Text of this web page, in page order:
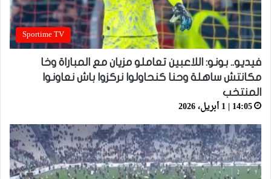
Sportime TV
فيديو.. بونو: اللاعبين تعاملو مزيان مع المباراة وخا
مكانتش ساهلة وحنا كنحاولوا نركزوا باش نعاونوا
المنتخب
14:05 | 1 أبريل، 2026